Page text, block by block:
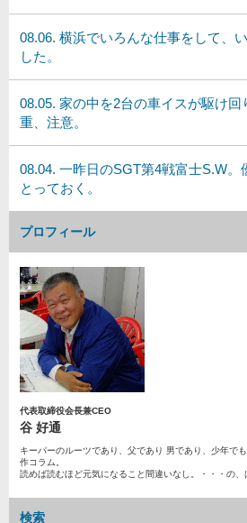
08.06. 横浜でいろんな仕事をして、
した。
08.05. 家の中を2台の車イスが駆け
重、注意。
08.04. 一昨日のSGT第4戦富士S.W。
とっておく。
プロフィール
代表取締役会長兼CEO
谷 好通
キーパーのルーツであり、父であり 男であり、少年で
作コラム。
読めば読むほど元気になること間違いなし。・・・の、
検索